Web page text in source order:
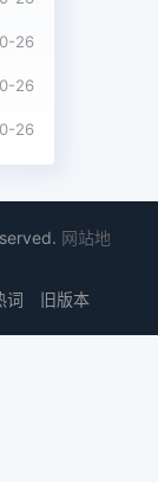
不凝
丙烯的质
3模型计算
顶温度/
度/℃丙烯产
塔顶不
回流
26
26
26
网站地
词 旧版本